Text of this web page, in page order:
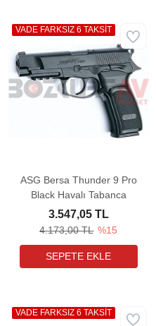
ASG Bersa Thunder 9 Pro
Black Havalı Tabanca
4.173,00 TL %15
3.547,05 TL
VADE FARKSIZ 6 TAKSİT
VADE FARKSIZ 6 TAKSİT